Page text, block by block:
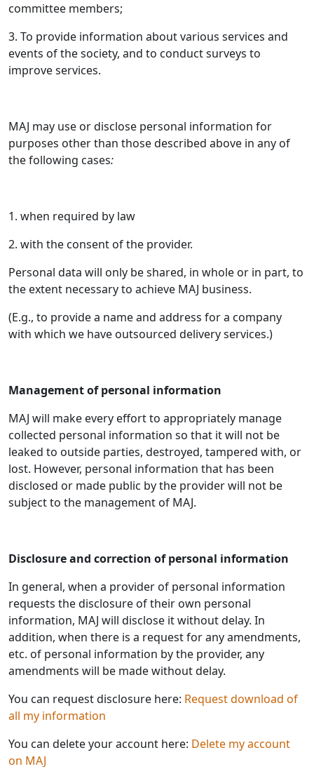
committee members;
3. To provide information about various services and
events of the society, and to conduct surveys to
improve services.
MAJ may use or disclose personal information for
purposes other than those described above in any of
the following cases:
1. when required by law
2. with the consent of the provider.
Personal data will only be shared, in whole or in part, to
the extent necessary to achieve MAJ business.
(E.g., to provide a name and address for a company
with which we have outsourced delivery services.)
Management of personal information
MAJ will make every effort to appropriately manage
collected personal information so that it will not be
leaked to outside parties, destroyed, tampered with, or
lost. However, personal information that has been
disclosed or made public by the provider will not be
subject to the management of MAJ.
Disclosure and correction of personal information
In general, when a provider of personal information
requests the disclosure of their own personal
information, MAJ will disclose it without delay. In
addition, when there is a request for any amendments,
etc. of personal information by the provider, any
amendments will be made without delay.
You can request disclosure here: Request download of
all my information
You can delete your account here: Delete my account
on MAJ